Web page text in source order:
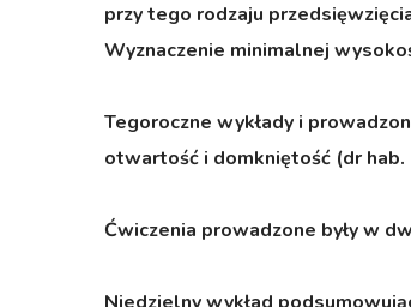
przy tego rodzaju
Wyznaczenie minimalnej
Tegoroczne wykłady i
otwartość i domkniętość (dr hab.
Ćwiczenia prowadzone były w